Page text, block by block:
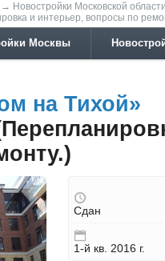
→ Новостройки Московской
и интерьер, вопросы по
Москвы
на Тихой»
Сдан
1-й кв. 2016 г.